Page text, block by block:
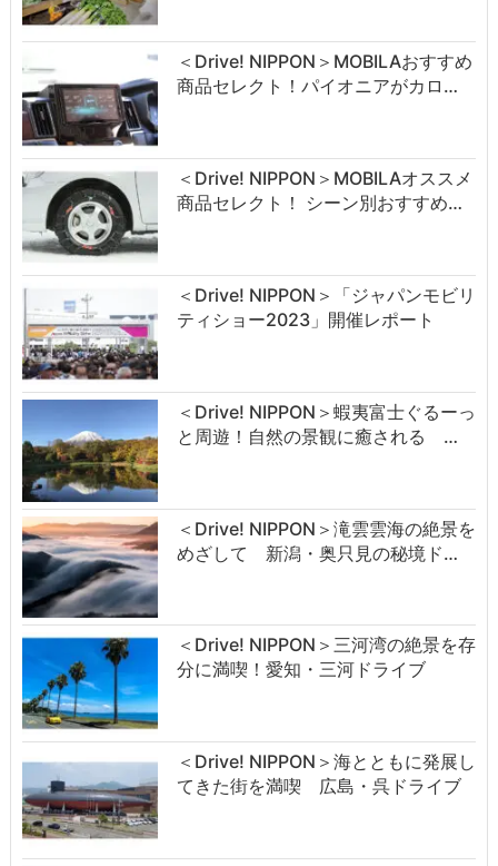
＜Drive! NIPPON＞MOBILAおすすめ
商品セレクト！パイオニアがカロ…
＜Drive! NIPPON＞MOBILAオススメ
商品セレクト！ シーン別おすすめ…
＜Drive! NIPPON＞「ジャパンモビリ
ティショー2023」開催レポート
＜Drive! NIPPON＞蝦夷富士ぐるーっ
と周遊！自然の景観に癒される …
＜Drive! NIPPON＞滝雲雲海の絶景を
めざして 新潟・奥只見の秘境ド…
＜Drive! NIPPON＞三河湾の絶景を存
分に満喫！愛知・三河ドライブ
＜Drive! NIPPON＞海とともに発展し
てきた街を満喫 広島・呉ドライブ